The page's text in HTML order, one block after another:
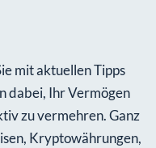
mit aktuellen Tipps
dabei, Ihr Vermögen
zu vermehren. Ganz
Kryptowährungen,